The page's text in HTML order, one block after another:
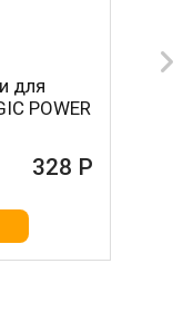
для
POWER
328 Р
для
BN-023
161 Р